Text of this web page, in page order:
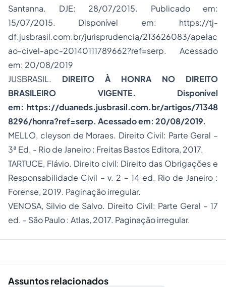
Santanna. DJE: 28/07/2015. Publicado em:
15/07/2015. Disponível em: https://tj-
df.jusbrasil.com.br/jurisprudencia/213626083/apelac
ao-civel-apc-20140111789662?ref=serp. Acessado
em: 20/08/2019
JUSBRASIL. DIREITO À HONRA NO DIREITO
BRASILEIRO VIGENTE. Disponível
em: https://duaneds.jusbrasil.com.br/artigos/71348
8296/honra?ref=serp. Acessado em: 20/08/2019.
MELLO, cleyson de Moraes. Direito Civil: Parte Geral –
3ª Ed. - Rio de Janeiro : Freitas Bastos Editora, 2017.
TARTUCE, Flávio. Direito civil: Direito das Obrigações e
Responsabilidade Civil – v. 2 – 14 ed. Rio de Janeiro :
Forense, 2019. Paginação irregular.
VENOSA, Silvio de Salvo. Direito Civil: Parte Geral – 17
ed. - São Paulo : Atlas, 2017. Paginação irregular.
Assuntos relacionados